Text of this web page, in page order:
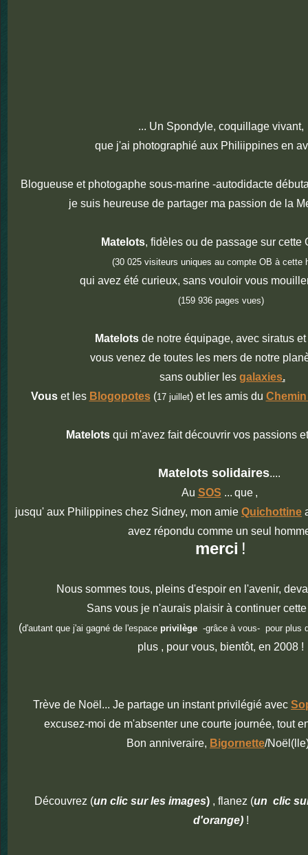
... Un Spondyle, coquillage vivant,
que j'ai photographié aux Philiippines en
Blogueuse et photogaphe sous-marine -autodidacte
je suis heureuse de partager ma passion de la
Matelots, fidèles ou de passage sur cette
(30 025 visiteurs uniques au compte OB à cette
qui avez été curieux, sans vouloir vous
(159 936 pages vues)
Matelots de notre équipage, avec siratus
vous venez de toutes les mers de notre
sans oublier les galaxies.
Vouset les Blogopotes(17 juillet) et les amis du
Matelots qui m'avez fait découvrir vos passions
Matelots solidaires....
Au SOS ... que ,
jusqu' aux Philippines chez Sidney, mon amie Quichottine
avez répondu comme un seul
merci !
Nous sommes tous, pleins d'espoir en l'avenir,
Sans vous je n'aurais plaisir à continuer
(d'autant que j'ai gagné de l'espace privilège -grâce à vous- pour plus
plus , pour vous, bientôt, en 2008 !
Trève de Noël... Je partage un instant privilégié avec
excusez-moi de m'absenter une courte journée, tout
Bon anniveraire, Bigornette/
Découvrez (un clic sur les images), flanez (un clic
d'orange)!